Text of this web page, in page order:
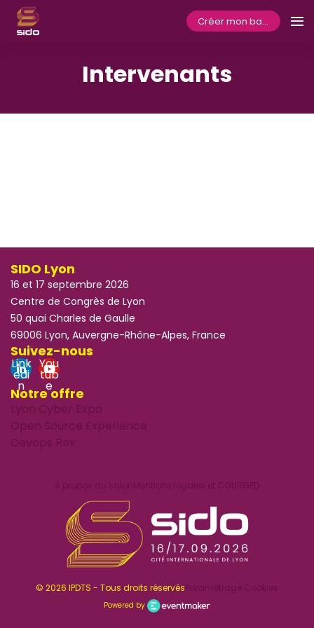
Créer mon badge
Intervenants
SIDO Lyon
16 et 17 septembre 2026
Centre de Congrès de Lyon
50 quai Charles de Gaulle
69006 Lyon, Auvergne-Rhône-Alpes, France
Suivez-nous
Link
edi
n
You
tub
e
Notre offre
Lyon Cyber Expo
Open Source Experience
Devops Rex
À propos du salonMentions légales et CGURGPD
© 2026 IPDTS - Tous droits réservésParamétrage Cookies
Powered by